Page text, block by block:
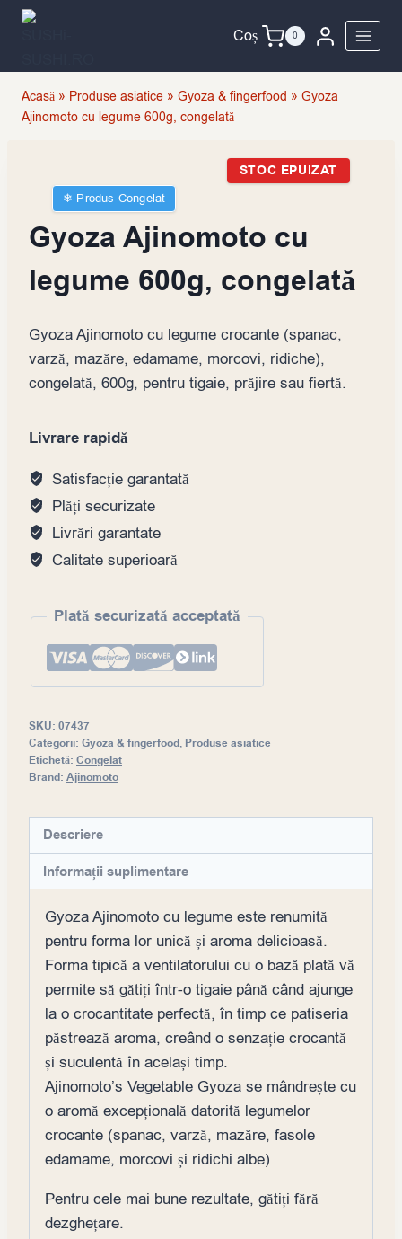
Skip
Coș 0
Acasă » Produse asiatice » Gyoza & fingerfood » Gyoza
Ajinomoto cu legume 600g, congelată
❄︎ Produs Congelat
STOC EPUIZAT
Gyoza Ajinomoto cu
legume 600g, congelată
Gyoza Ajinomoto cu legume crocante (spanac,
varză, mazăre, edamame, morcovi, ridiche),
congelată, 600g, pentru tigaie, prăjire sau fiertă.
Livrare rapidă
Satisfacție garantată
Plăți securizate
Livrări garantate
Calitate superioară
Plată securizată acceptată
SKU: 07437
Categorii: Gyoza & fingerfood, Produse asiatice
Etichetă: Congelat
Brand: Ajinomoto
Descriere
Informații suplimentare
Gyoza Ajinomoto cu legume este renumită
pentru forma lor unică și aroma delicioasă.
Forma tipică a ventilatorului cu o bază plată vă
permite să gătiți într-o tigaie până când ajunge
la o crocantitate perfectă, în timp ce patiseria
păstrează aroma, creând o senzație crocantă
și suculentă în același timp.
Ajinomoto’s Vegetable Gyoza se mândrește cu
o aromă excepțională datorită legumelor
crocante (spanac, varză, mazăre, fasole
edamame, morcovi și ridichi albe)
Pentru cele mai bune rezultate, gătiți fără
dezghețare.